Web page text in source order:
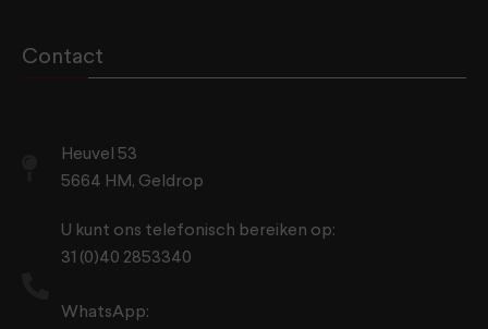
Contact
Heuvel 53
5664 HM, Geldrop
U kunt ons telefonisch bereiken op:
31 (0)40 2853340
WhatsApp: